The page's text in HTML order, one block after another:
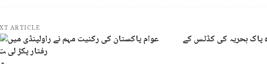
پاک بحریہ کی کڈٹس کے
ARTICLE
عوام پاکستان کی رکنیت مہم نے راولپنڈی میں
رفتار پکڑ لی